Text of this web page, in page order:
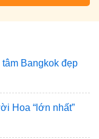
Bangkok đẹp
Hoa “lớn nhất”